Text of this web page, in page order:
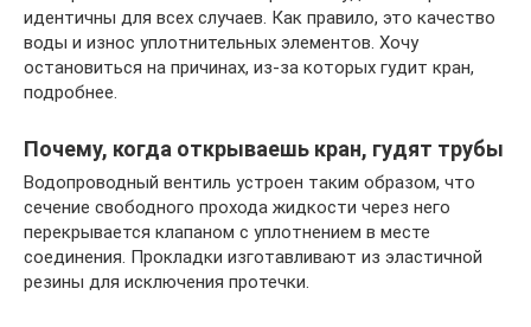
идентичны для всех случаев. Как правило, это качество
воды и износ уплотнительных элементов. Хочу
остановиться на причинах, из-за которых гудит кран,
подробнее.
Почему, когда открываешь кран, гудят трубы
Водопроводный вентиль устроен таким образом, что
сечение свободного прохода жидкости через него
перекрывается клапаном с уплотнением в месте
соединения. Прокладки изготавливают из эластичной
резины для исключения протечки.